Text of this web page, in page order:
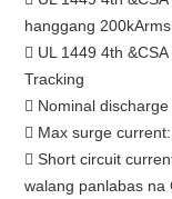
hanggang
 UL 1449 4th
Tracking
 Nominal
 Max surge
 Short circuit
walang panlabas na